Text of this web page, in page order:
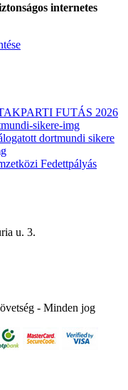
internetes
FUTÁS 2026
dortmundi sikere
Fedettpályás
u. 3.
- Minden jog